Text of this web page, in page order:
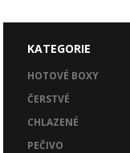
KATEGORIE
HOTOVÉ BOXY
ČERSTVÉ
CHLAZENÉ
PEČIVO